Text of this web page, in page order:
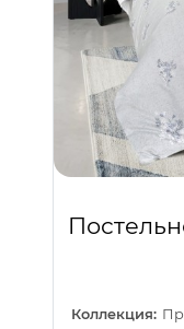
Коллекция: